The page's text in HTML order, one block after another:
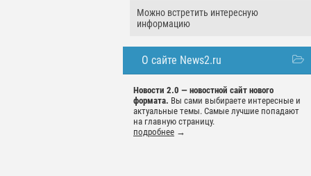
Можно встретить интересную
информацию
О сайте News2.ru
Новости 2.0 — новостной сайт нового
формата. Вы сами выбираете интересные и
актуальные темы. Самые лучшие попадают
на главную страницу.
подробнее →